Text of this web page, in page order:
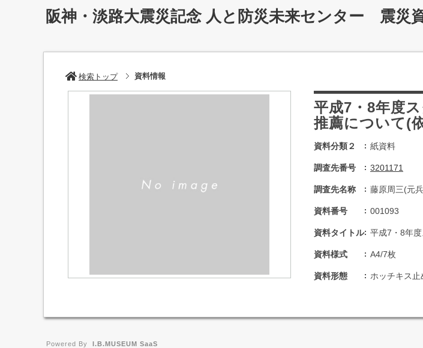
阪神・淡路大震災記念 人と防災未来センター 震災
検索トップ 資料情報
平成7・8年度
推薦について(
資料分類２ 紙資料
調査先番号 3201171
調査先名称 藤原周三(元
資料番号 001093
資料タイトル 平成7・8年
資料様式 A4/7枚
資料形態 ホッチキス止
Powered By I.B.MUSEUM SaaS